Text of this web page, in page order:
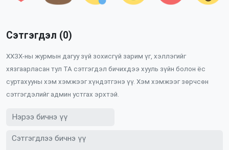
Сэтгэгдэл (0)
ХХЗХ-ны журмын дагуу зүй зохисгүй зарим үг, хэллэгийг
хязгаарласан тул ТА сэтгэгдэл бичихдээ хууль зүйн болон ёс
суртахууны хэм хэмжээг хүндэтгэнэ үү. Хэм хэмжээг зөрчсөн
сэтгэгдэлийг админ устгах эрхтэй.